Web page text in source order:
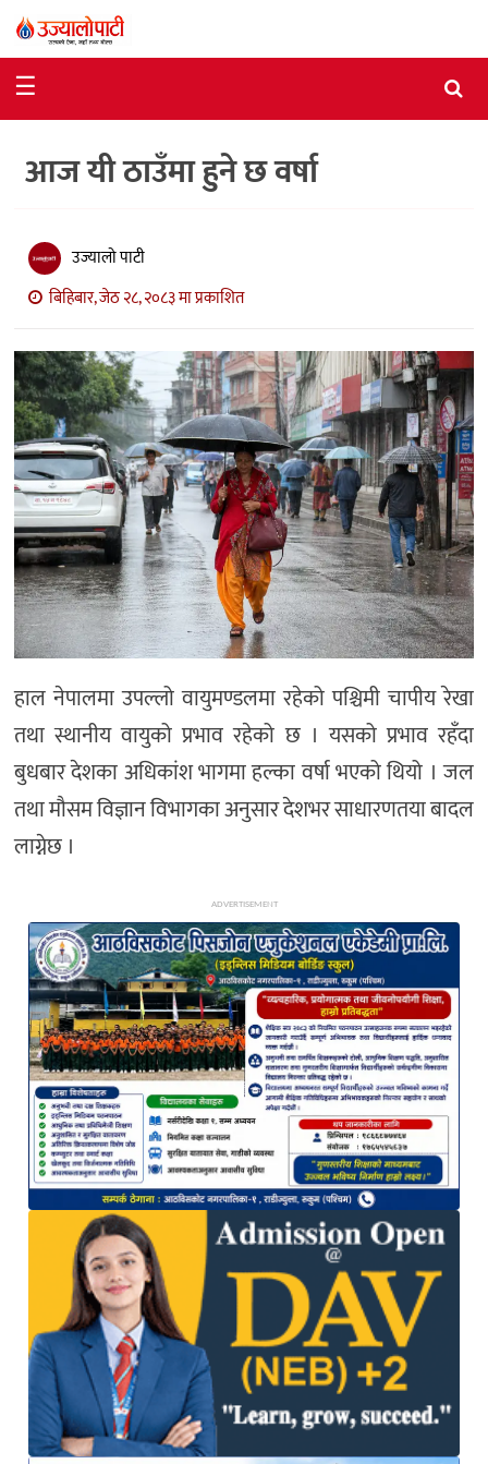
राजनीति
विशेष
विचार
अन्तर्वार्ता
मनोरञ्जन
विज्ञान
प्रविधि
खेलकुद
अन्य
☰
आज यी ठाउँमा हुने छ वर्षा
उज्यालो पाटी
बिहिबार, जेठ २८, २०८३ मा प्रकाशित
हाल नेपालमा उपल्लो वायुमण्डलमा रहेको पश्चिमी चापीय रेखा
तथा स्थानीय वायुको प्रभाव रहेको छ । यसको प्रभाव रहँदा
बुधबार देशका अधिकांश भागमा हल्का वर्षा भएको थियो । जल
तथा मौसम विज्ञान विभागका अनुसार देशभर साधारणतया बादल
लाग्नेछ ।
ADVERTISEMENT